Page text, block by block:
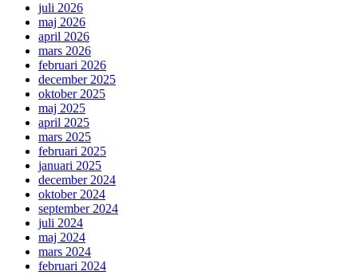
juli 2026
maj 2026
april 2026
mars 2026
februari 2026
december 2025
oktober 2025
maj 2025
april 2025
mars 2025
februari 2025
januari 2025
december 2024
oktober 2024
september 2024
juli 2024
maj 2024
mars 2024
februari 2024